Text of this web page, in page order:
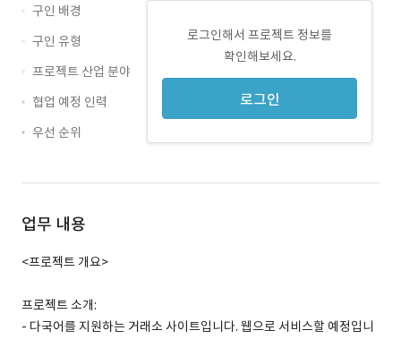
로그인해서 프로젝트 정보를
확인해보세요.
로그인
구인 배경
구인 유형
프로젝트 산업 분야
협업 예정 인력
우선 순위
업무 내용
<프로젝트 개요>
프로젝트 소개:
- 다국어를 지원하는 거래소 사이트입니다. 웹으로 서비스할 예정입니